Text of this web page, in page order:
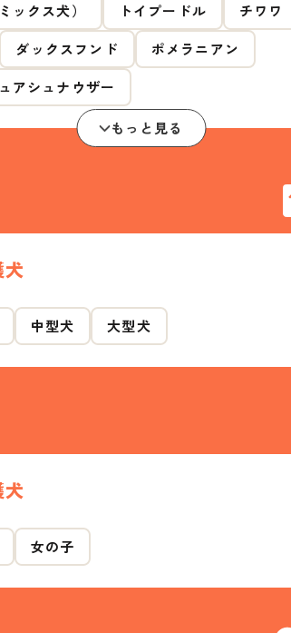
ックス犬） トイプードル
チワワ
ダックスフンド
ポメラニアン
アシュナウザー
もっと見る
中型犬 大型犬
女の子